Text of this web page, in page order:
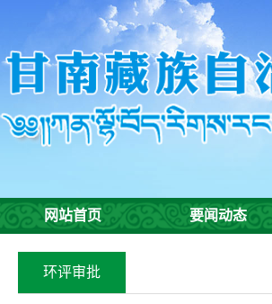
网站首页 要闻动态
环评审批